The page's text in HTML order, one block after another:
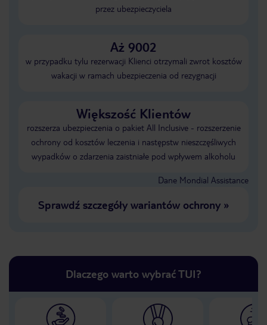
przez ubezpieczyciela
Aż 9002
w przypadku tylu rezerwacji Klienci otrzymali zwrot kosztów
wakacji w ramach ubezpieczenia od rezygnacji
Większość Klientów
rozszerza ubezpieczenia o pakiet All Inclusive - rozszerzenie
ochrony od kosztów leczenia i następstw nieszczęśliwych
wypadków o zdarzenia zaistniałe pod wpływem alkoholu
Dane Mondial Assistance
Sprawdź szczegóły wariantów ochrony»
Dlaczego warto wybrać TUI?